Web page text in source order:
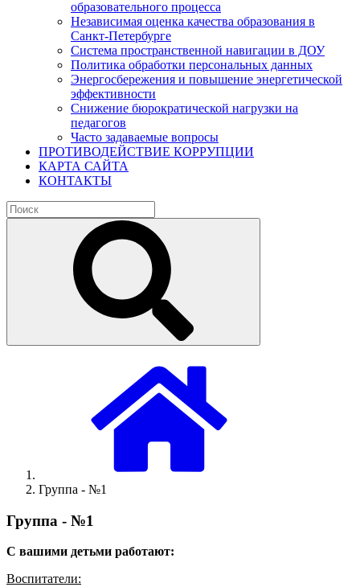
образовательного процесса
Независимая оценка качества образования в
Санкт-Петербурге
Система пространственной навигации в ДОУ
Политика обработки персональных данных
Энергосбережения и повышение энергетической
эффективности
Снижение бюрократической нагрузки на
педагогов
Часто задаваемые вопросы
ПРОТИВОДЕЙСТВИЕ КОРРУПЦИИ
КАРТА САЙТА
КОНТАКТЫ
Группа - №1
Группа - №1
С вашими детьми работают:
Воспитатели: